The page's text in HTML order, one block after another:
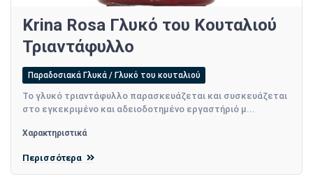
Krina Rosa Γλυκό του Κουταλιού
Τριαντάφυλλο
Παραδοσιακά Γλυκά / Γλυκό του κουταλιού
Το γλυκό τριαντάφυλλο παρασκευάζεται και συσκευάζεται
στο εγκεκριμένο και αδειοδοτημένο εργαστήριό μ...
Χαρακτηριστικά
Περισσότερα